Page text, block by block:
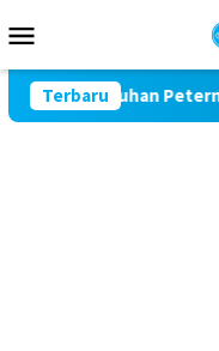
ke
Mobile
Terbaru
Keluhan Peternak